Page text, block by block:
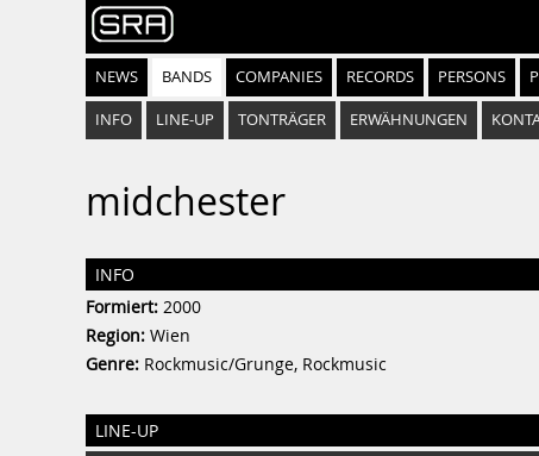
NEWS BANDS COMPANIES RECORDS PERSONS
INFO LINE-UP TONTRÄGER ERWÄHNUNGEN
midchester
INFO
Formiert: 2000
Region: Wien
Genre: Rockmusic/Grunge, Rockmusic
LINE-UP